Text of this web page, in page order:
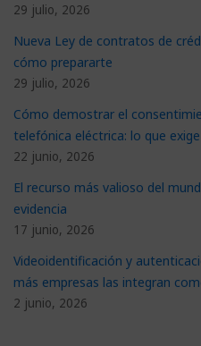
29 julio, 2026
Nueva Ley de contratos de
cómo prepararte
29 julio, 2026
Cómo demostrar el
telefónica eléctrica: lo que
22 junio, 2026
El recurso más valioso del
evidencia
17 junio, 2026
Videoidentificación y
más empresas las integran
2 junio, 2026